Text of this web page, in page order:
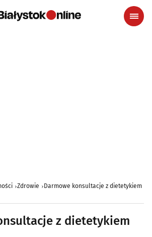
Zdrowie Darmowe konsultacje z dietetykiem
z dietetykiem